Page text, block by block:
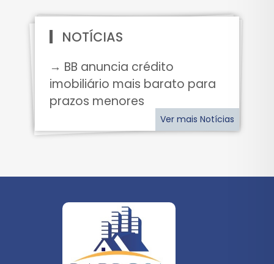
NOTÍCIAS
→ BB anuncia crédito
imobiliário mais barato para
prazos menores
Ver mais Notícias